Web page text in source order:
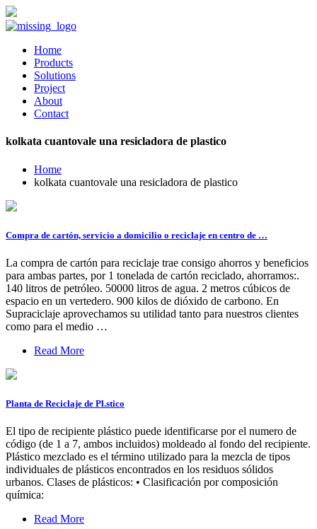
Home
Products
Solutions
Project
About
Contact
kolkata cuantovale una resicladora de plastico
Home
kolkata cuantovale una resicladora de plastico
Compra de cartón, servicio a domicilio o reciclaje en centro de …
La compra de cartón para reciclaje trae consigo ahorros y beneficios
para ambas partes, por 1 tonelada de cartón reciclado, ahorramos:.
140 litros de petróleo. 50000 litros de agua. 2 metros cúbicos de
espacio en un vertedero. 900 kilos de dióxido de carbono. En
Supraciclaje aprovechamos su utilidad tanto para nuestros clientes
como para el medio …
Read More
Planta de Reciclaje de Pl.stico
El tipo de recipiente plástico puede identificarse por el numero de
código (de 1 a 7, ambos incluidos) moldeado al fondo del recipiente.
Plástico mezclado es el término utilizado para la mezcla de tipos
individuales de plásticos encontrados en los residuos sólidos
urbanos. Clases de plásticos: • Clasificación por composición
química:
Read More